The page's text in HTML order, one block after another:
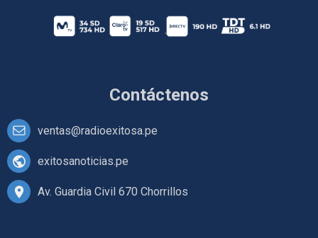
Contáctenos
ventas@radioexitosa.pe
exitosanoticias.pe
Av. Guardia Civil 670 Chorrillos